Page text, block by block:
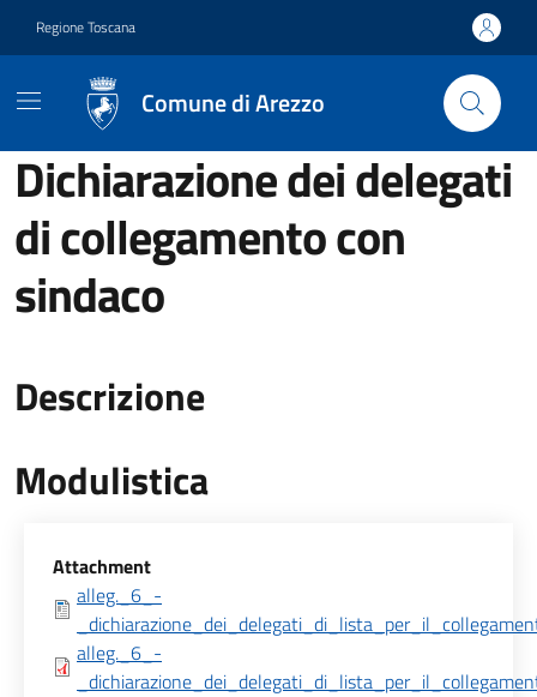
Regione Toscana
Comune di Arezzo
Dichiarazione dei delegati
di collegamento con
sindaco
Descrizione
Modulistica
Allegati
Attachment
alleg._6_-
alleg._6_-